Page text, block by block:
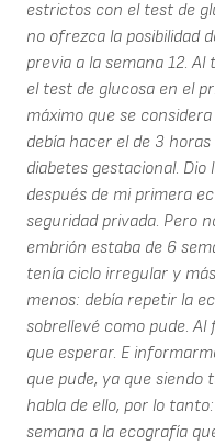
estrictos con el test de
no ofrezca la posibilidad
previa a la semana 12.
el test de glucosa en el
máximo que se
debía hacer el de 3
diabetes gestacional.
después de mi primera
seguridad privada. Pero
embrión estaba de 6
tenía ciclo irregular y
menos: debía repetir la
sobrellevé como pude.
que esperar. E
que pude, ya que siendo
habla de ello, por lo
semana a la ecografía